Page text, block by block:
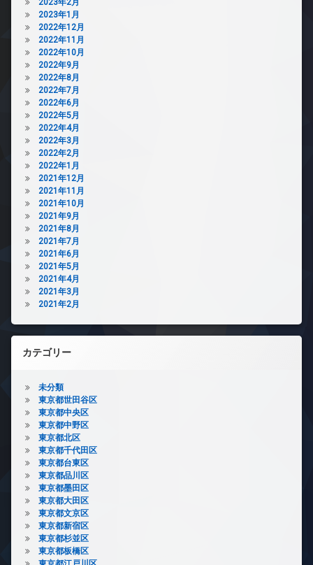
2023年2月
2023年1月
2022年12月
2022年11月
2022年10月
2022年9月
2022年8月
2022年7月
2022年6月
2022年5月
2022年4月
2022年3月
2022年2月
2022年1月
2021年12月
2021年11月
2021年10月
2021年9月
2021年8月
2021年7月
2021年6月
2021年5月
2021年4月
2021年3月
2021年2月
カテゴリー
未分類
東京都世田谷区
東京都中央区
東京都中野区
東京都北区
東京都千代田区
東京都台東区
東京都品川区
東京都墨田区
東京都大田区
東京都文京区
東京都新宿区
東京都杉並区
東京都板橋区